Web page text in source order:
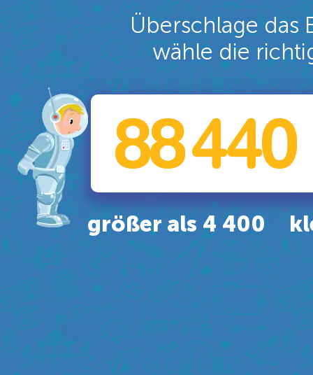
größer als 4 400
Überschlage das
wähle die